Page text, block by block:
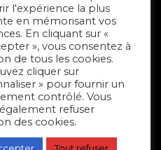
SORTIR À NIORT
l'expérience la plus
en mémorisant vos
En cliquant sur «
», vous consentez à
de tous les cookies.
cliquer sur
» pour fournir un
contrôlé. Vous
refuser
des cookies.